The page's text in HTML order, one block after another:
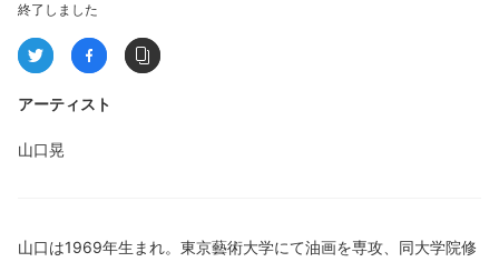
終了しました
アーティスト
山口晃
山口は1969年生まれ。東京藝術大学にて油画を専攻、同大学院修